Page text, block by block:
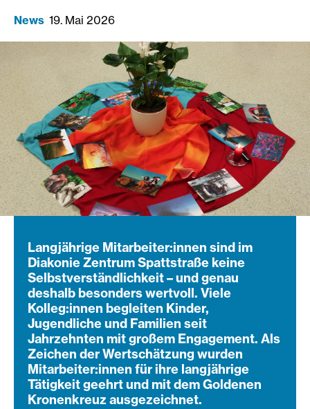
News 19. Mai 2026
Langjährige Mitarbeiter:innen sind im
Diakonie Zentrum Spattstraße keine
Selbstverständlichkeit – und genau
deshalb besonders wertvoll. Viele
Kolleg:innen begleiten Kinder,
Jugendliche und Familien seit
Jahrzehnten mit großem Engagement. Als
Zeichen der Wertschätzung wurden
Mitarbeiter:innen für ihre langjährige
Tätigkeit geehrt und mit dem Goldenen
Kronenkreuz ausgezeichnet.